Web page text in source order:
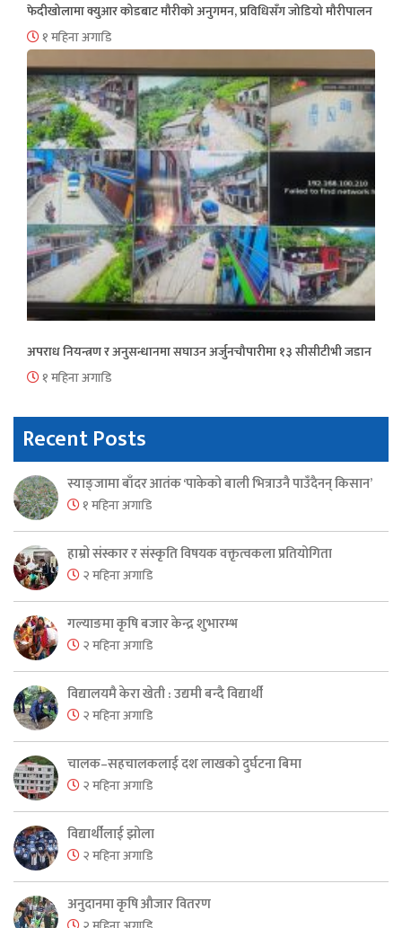
फेदीखोलामा क्युआर कोडबाट मौरीको अनुगमन, प्रविधिसँग जोडियो मौरीपालन
१ महिना अगाडि
अपराध नियन्त्रण र अनुसन्धानमा सघाउन अर्जुनचौपारीमा १३ सीसीटीभी जडान
१ महिना अगाडि
Recent Posts
स्याङ्जामा बाँदर आतंक ‘पाकेको बाली भित्राउनै पाउँदैनन् किसान’
१ महिना अगाडि
हाम्रो संस्कार र संस्कृति विषयक वक्तृत्वकला प्रतियोगिता
२ महिना अगाडि
गल्याङमा कृषि बजार केन्द्र शुभारम्भ
२ महिना अगाडि
विद्यालयमै केरा खेती : उद्यमी बन्दै विद्यार्थी
२ महिना अगाडि
चालक–सहचालकलाई दश लाखको दुर्घटना बिमा
२ महिना अगाडि
विद्यार्थीलाई झोला
२ महिना अगाडि
अनुदानमा कृषि औजार वितरण